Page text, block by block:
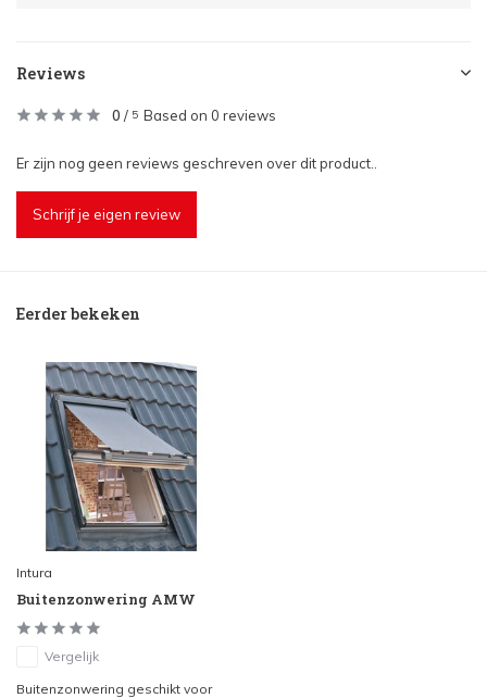
Reviews
0 / 5 Based on 0 reviews
Er zijn nog geen reviews geschreven over dit product..
Schrijf je eigen review
Eerder bekeken
Intura
Buitenzonwering AMW
Vergelijk
Buitenzonwering geschikt voor